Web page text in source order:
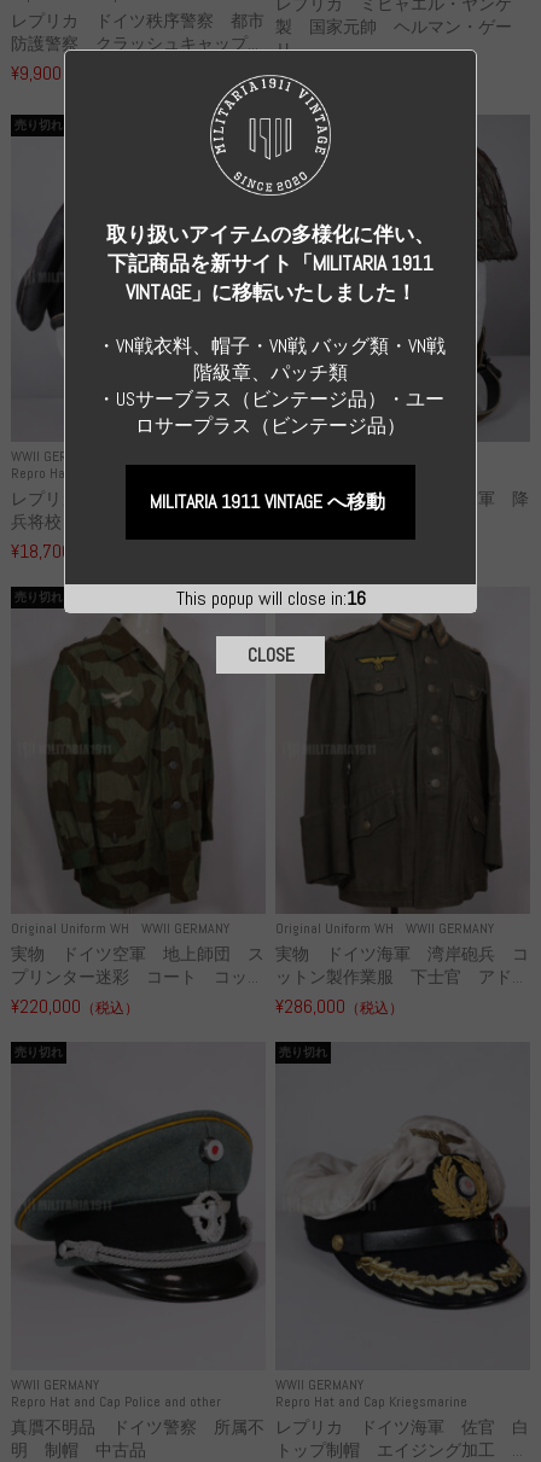
レプリカ ドイツ秩序警察 都市
防護警察 クラッシュキャップ...
¥9,900
製 国家元帥 ヘルマン・ゲー
リ...
¥55,000
WWII GERMANY
Repro Hat and Cap SS and WSS
売り切れ
レプリカ 武装親衛隊 WSS 歩
兵将校 クラッシュキャップ ...
¥18,700
売り切れ
高品質レプリカ ドイツ空軍 降
Original Uniform WH WWII GERMANY
売り切れ
実物 ドイツ空軍 地上師団 ス
プリンター迷彩 コート コッ...
¥220,000 （税込）
Original Uniform WH WWII GERMANY
売り切れ
実物 ドイツ海軍 湾岸砲兵 コ
ットン製作業服 下士官 アド...
¥286,000 （税込）
WWII GERMANY
Repro Hat and Cap Police and other
売り切れ
真贋不明品 ドイツ警察 所属不
明 制帽 中古品
WWII GERMANY
Repro Hat and Cap Kriegsmarine
売り切れ
レプリカ ドイツ海軍 佐官 白
トップ制帽 エイジング加工 ...
This popup will close in:15
取り扱いアイテムの多様化に伴い、
下記商品を新サイト「MILITARIA 1911
VINTAGE」に移転いたしました！
・VN戦衣料、帽子・VN戦 バッグ類・VN戦
階級章、パッチ類
・USサーブラス（ビンテージ品）・ユー
ロサープラス（ビンテージ品）
MILITARIA 1911 VINTAGE へ移動
CLOSE